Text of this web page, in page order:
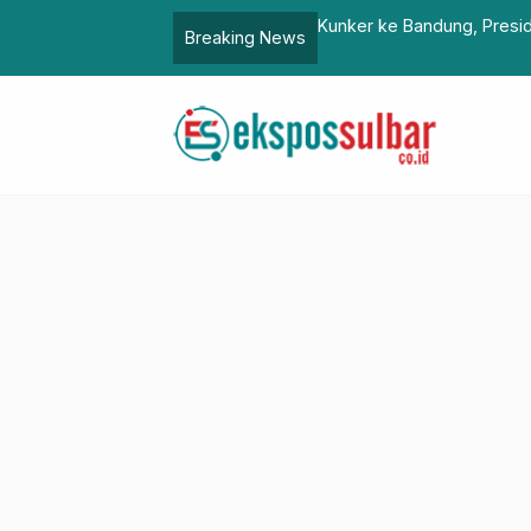
Breaking News
Biro Hukum